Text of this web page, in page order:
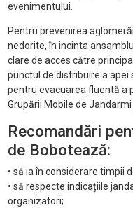
evenimentului.
Pentru prevenirea
nedorite, în incinta
clare de acces către
punctul de distribuire a
pentru evacuarea fluentă a
Grupării Mobile de
Recomandări
de Bobotează:
• să ia în considerare timpii
• să respecte indicațiile
organizatori;